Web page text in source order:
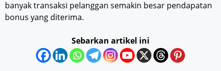
banyak transaksi pelanggan semakin besar pendapatan
bonus yang diterima.
Sebarkan artikel ini